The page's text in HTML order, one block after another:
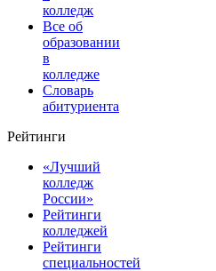
колледж
Все об
образовании
в
колледже
Словарь
абитуриента
Рейтинги
«Лучший
колледж
России»
Рейтинги
колледжей
Рейтинги
специальностей